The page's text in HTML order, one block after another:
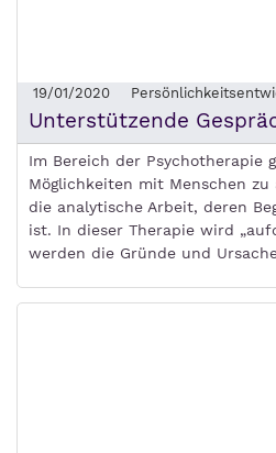
19/01/2020
Unterstützende
Im Bereich der Psychotherapie
Möglichkeiten mit Menschen
die analytische Arbeit, deren
ist. In dieser Therapie wird
werden die Gründe und